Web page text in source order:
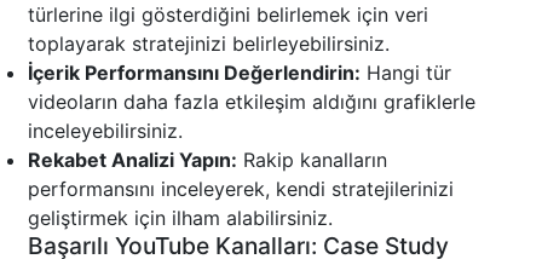
türlerine ilgi gösterdiğini belirlemek için veri
toplayarak stratejinizi belirleyebilirsiniz.
İçerik Performansını Değerlendirin: Hangi tür
videoların daha fazla etkileşim aldığını grafiklerle
inceleyebilirsiniz.
Rekabet Analizi Yapın: Rakip kanalların
performansını inceleyerek, kendi stratejilerinizi
geliştirmek için ilham alabilirsiniz.
Başarılı YouTube Kanalları: Case Study